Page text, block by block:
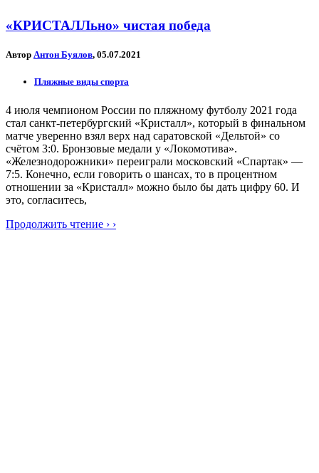
«КРИСТАЛЛьно» чистая победа
Автор Антон Буялов, 05.07.2021
Пляжные виды спорта
4 июля чемпионом России по пляжному футболу 2021 года
стал санкт-петербургский «Кристалл», который в финальном
матче уверенно взял верх над саратовской «Дельтой» со
счётом 3:0. Бронзовые медали у «Локомотива».
«Железнодорожники» переиграли московский «Спартак» —
7:5. Конечно, если говорить о шансах, то в процентном
отношении за «Кристалл» можно было бы дать цифру 60. И
это, согласитесь,
Продолжить чтение › ›